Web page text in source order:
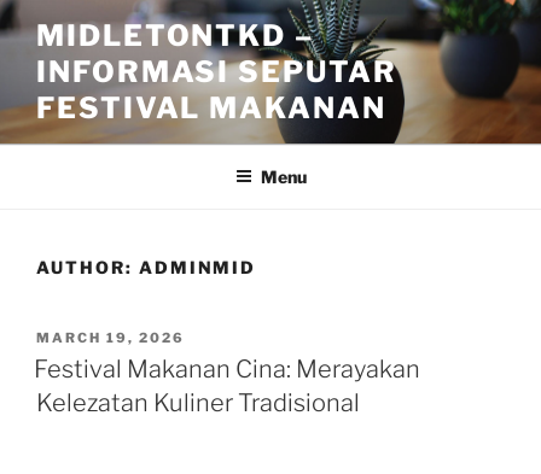
Skip
to
content
MIDLETONTKD –
INFORMASI SEPUTAR
FESTIVAL MAKANAN
Menu
AUTHOR: ADMINMID
POSTED
ON
MARCH 19, 2026
Festival Makanan Cina: Merayakan
Kelezatan Kuliner Tradisional